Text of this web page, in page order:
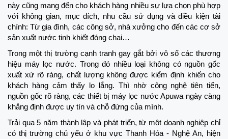
này cũng mang đến cho khách hàng nhiều sự lựa chọn phù hợp
với không gian, mục đích, nhu cầu sử dụng và điều kiện tài
chính: Từ gia đình, các công sở, nhà xưởng cho đến các cơ sở
sản xuất nước tinh khiết đóng chai…
Trong một thị trường cạnh tranh gay gắt bởi vô số các thương
hiệu máy lọc nước. Trong đó nhiều loại không có nguồn gốc
xuất xứ rõ ràng, chất lượng không được kiểm định khiến cho
khách hàng cảm thấy lo lắng. Thì nhờ công nghệ tiên tiến,
nguồn gốc rõ ràng, các thiết bị máy lọc nước Apuwa ngày càng
khẳng định được uy tín và chỗ đứng của mình.
Trải qua 5 năm thành lập và phát triển, từ một doanh nghiệp chỉ
có thị trường chủ yếu ở khu vực Thanh Hóa - Nghệ An, hiện